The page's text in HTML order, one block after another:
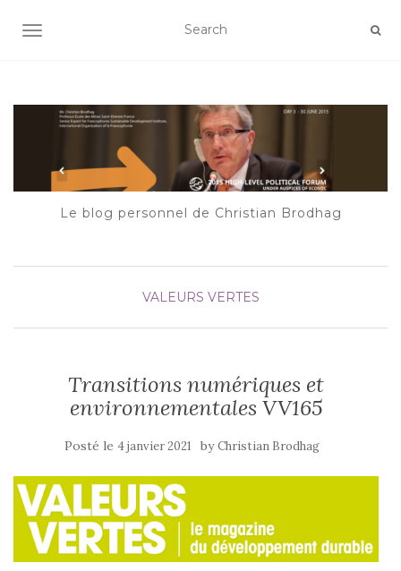
AFFICHER/MASQUER LA NAVIGATION
Le blog personnel de Christian Brodhag
VALEURS VERTES
Transitions numériques et
environnementales VV165
Posté le 4 janvier 2021 byChristian Brodhag